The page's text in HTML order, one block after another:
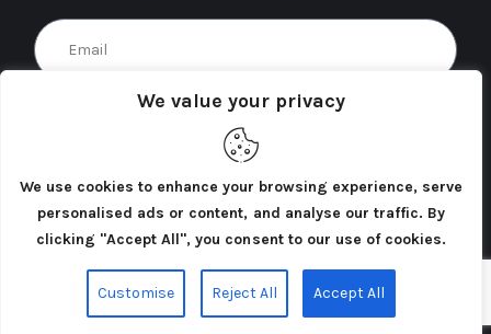
We value your privacy
We use cookies to enhance your browsing experience, serve
personalised ads or content, and analyse our traffic. By
clicking "Accept All", you consent to our use of cookies.
Customise Reject All Accept All
Acconsento al trattamento dei miei dati personali
Privacy Policy
INVIA